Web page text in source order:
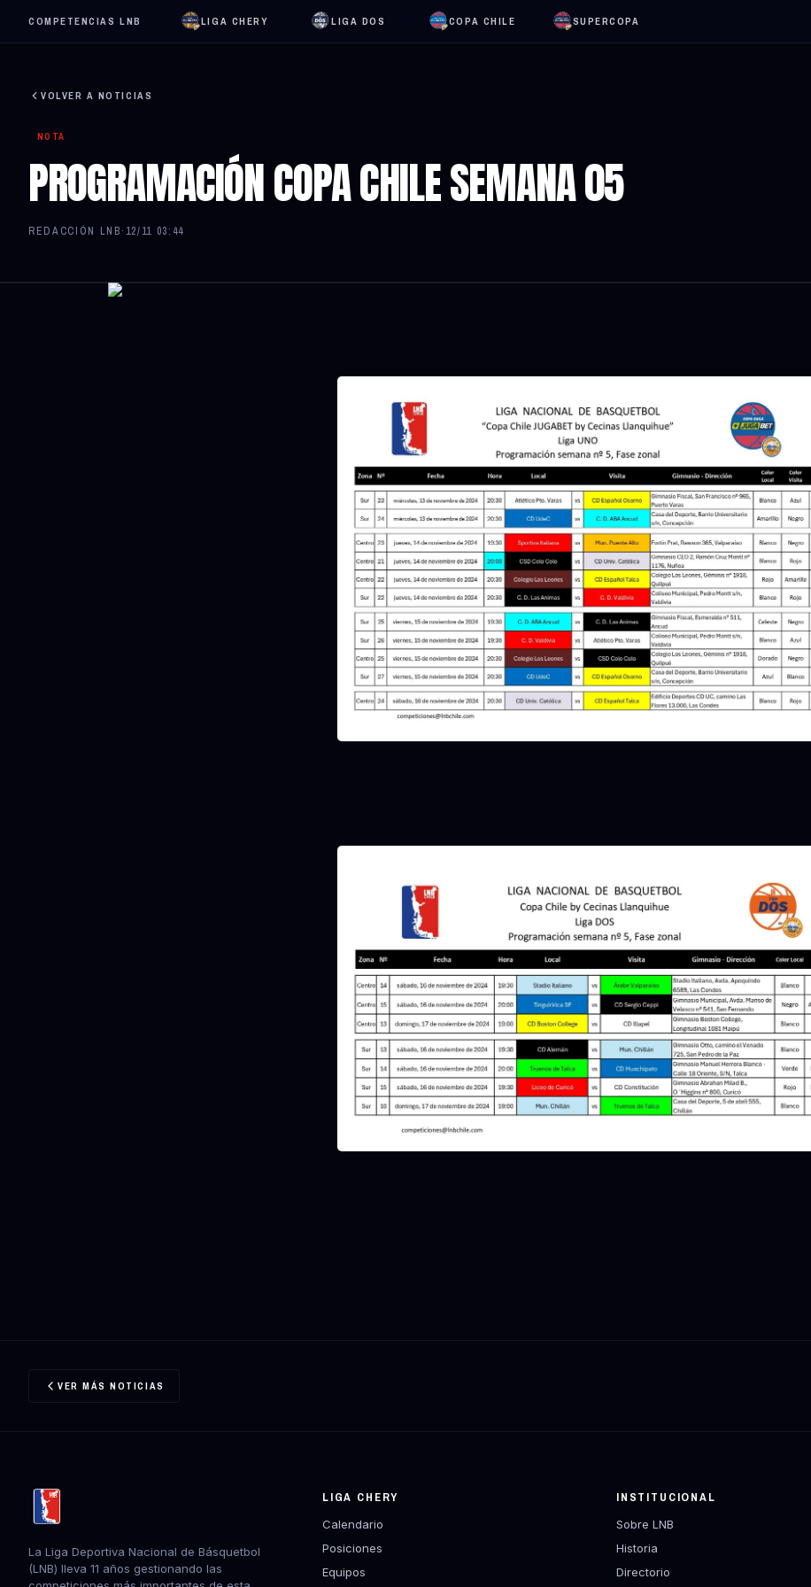
COMPETENCIAS LNB LIGA CHERY LIGA DOS COPA CHILE SUPERCOPA
VOLVER A NOTICIAS
NOTA
PROGRAMACIÓN COPA CHILE SEMANA 05
REDACCIÓN LNB· 12/11 03:44
VER MÁS NOTICIAS
La Liga Deportiva Nacional de Básquetbol
(LNB) lleva 11 años gestionando las
LIGA CHERY
Calendario
Posiciones
Equipos
INSTITUCIONAL
Sobre LNB
Historia
Directorio